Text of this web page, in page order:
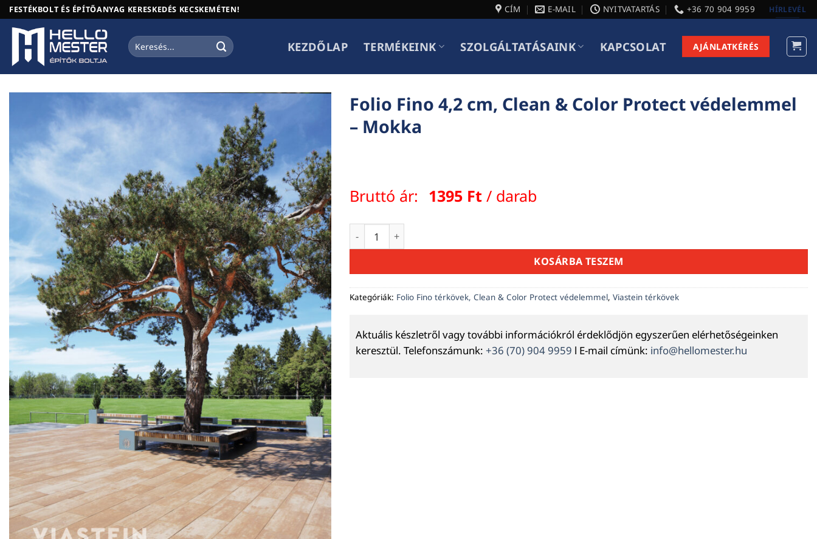
Skip
to
content
FESTÉKBOLT ÉS ÉPÍTŐANYAG KERESKEDÉS KECSKEMÉTEN! CÍM E-MAIL NYITVATARTÁS +36 70 904 9959 HÍRLEVÉL
Keresés
a
KEZDŐLAP TERMÉKEINK SZOLGÁLTATÁSAINK KAPCSOLAT AJÁNLATKÉRÉS
Folio Fino 4,2 cm, Clean & Color Protect védelemmel
– Mokka
Bruttó ár: 1395 Ft / darab
Folio Fino 4,2 cm, Clean & Color Protect védelemmel - Mokka mennyiség
KOSÁRBA TESZEM
Kategóriák: Folio Fino térkövek, Clean & Color Protect védelemmel, Viastein térkövek
Aktuális készletről vagy további információkról érdeklődjön egyszerűen elérhetőségeinken
keresztül. Telefonszámunk: +36 (70) 904 9959 l E-mail címünk: info@hellomester.hu